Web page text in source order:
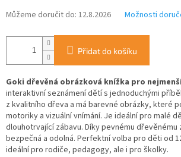
Můžeme doručit do: 12.8.2026 Možnosti
Přidat do košíku
Goki dřevěná obrázková knížka pro
interaktivní seznámení dětí s jednoduchými
z kvalitního dřeva a má barevné obrázky, které
motoriky a vizuální vnímání. Je ideální pro malé
dlouhotrvající zábavu. Díky pevnému dřevěnému
bezpečná a odolná. Perfektní volba pro děti od
ideální pro rodiče, pedagogy, ale i pro školky.